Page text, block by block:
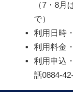
（7・8月
で）
利用日時
利用料金
利用申込
話0884-42-